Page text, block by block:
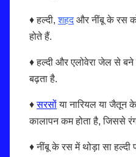
♦ हल्दी, शहद और नींबू के रस
होते हैं.
♦ हल्दी और एलोवेरा जेल से
बढ़ता है.
♦सरसोंया नारियल या जैतून
कालापन कम होता है, जिससे
♦ नींबू के रस में थोड़ा सा